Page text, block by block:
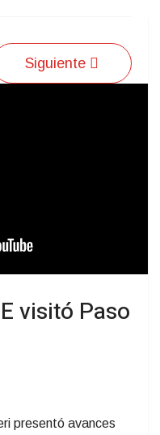
Siguiente
visitó Paso
presentó avances